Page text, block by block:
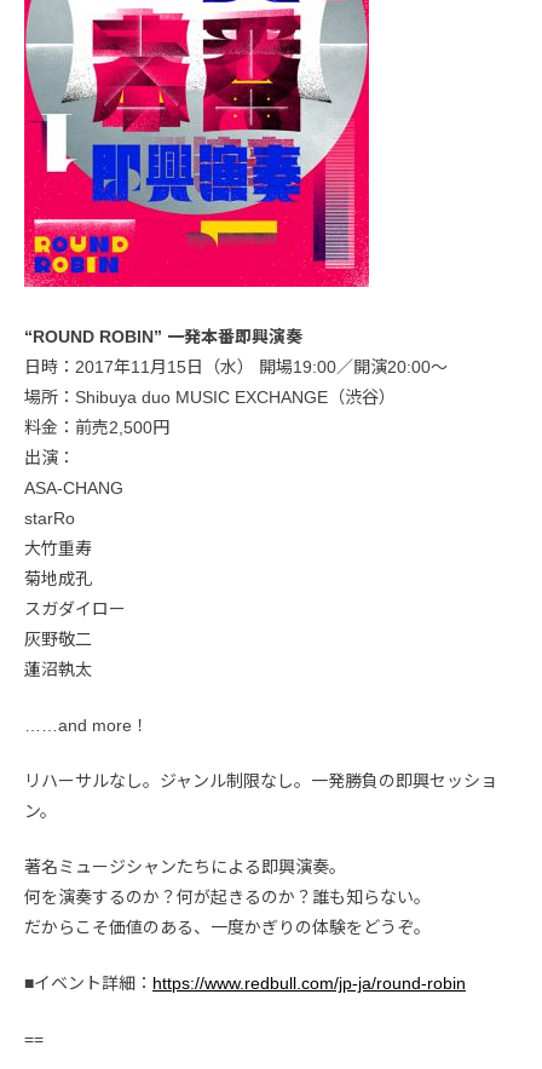
“ROUND ROBIN” 一発本番即興演奏
日時：2017年11月15日（水） 開場19:00／開演20:00〜
場所：Shibuya duo MUSIC EXCHANGE（渋谷）
料金：前売2,500円
出演：
ASA-CHANG
starRo
大竹重寿
菊地成孔
スガダイロー
灰野敬二
蓮沼執太
……and more！
リハーサルなし。ジャンル制限なし。一発勝負の即興セッショ
ン。
著名ミュージシャンたちによる即興演奏。
何を演奏するのか？何が起きるのか？誰も知らない。
だからこそ価値のある、一度かぎりの体験をどうぞ。
■イベント詳細： https://www.redbull.com/jp-ja/round-robin
==